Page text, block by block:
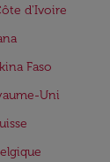
d'Ivoire
Faso
Uni